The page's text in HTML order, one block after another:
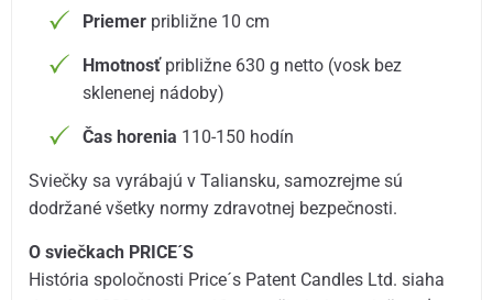
Priemer približne 10 cm
Hmotnosťpribližne 630 g netto (vosk bez
sklenenej nádoby)
Čas horenia 110-150 hodín
Sviečky sa vyrábajú v Taliansku, samozrejme sú
dodržané všetky normy zdravotnej bezpečnosti.
O sviečkach PRICE´S
História spoločnosti Price´s Patent Candles Ltd. siaha